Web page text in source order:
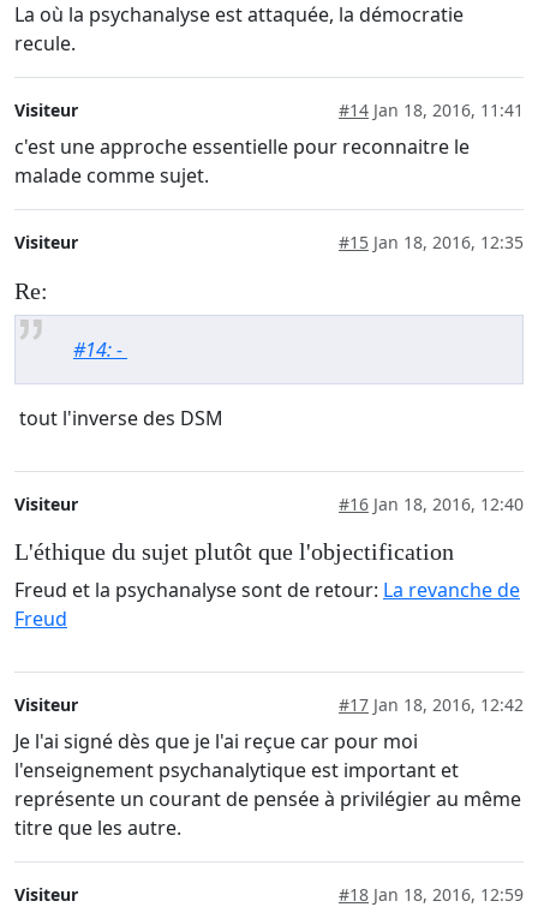
La où la psychanalyse est attaquée, la démocratie
recule.
Visiteur #14 Jan 18, 2016, 11:41
c'est une approche essentielle pour reconnaitre le
malade comme sujet.
Visiteur #15 Jan 18, 2016, 12:35
Re:
#14: -
tout l'inverse des DSM
Visiteur #16 Jan 18, 2016, 12:40
L'éthique du sujet plutôt que l'objectification
Freud et la psychanalyse sont de retour: La revanche de
Freud
Visiteur #17 Jan 18, 2016, 12:42
Je l'ai signé dès que je l'ai reçue car pour moi
l'enseignement psychanalytique est important et
représente un courant de pensée à privilégier au même
titre que les autre.
Visiteur #18 Jan 18, 2016, 12:59